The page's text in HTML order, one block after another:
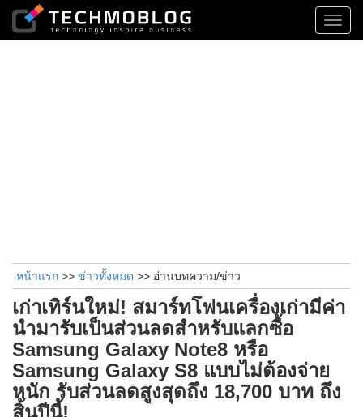
หน้าแรก >> ข่าวทั้งหมด >> อ่านบทความ/ข่าว
เก่าเทิร์นใหม่! สมาร์ทโฟนเครื่องเก่ามีค่า
นำมารับเป็นส่วนลดสำหรับแลกซื้อ
Samsung Galaxy Note8 หรือ
Samsung Galaxy S8 แบบไม่ต้องจ่าย
หนัก รับส่วนลดสูงสุดถึง 18,700 บาท ถึง
สิ้นปีนี้!